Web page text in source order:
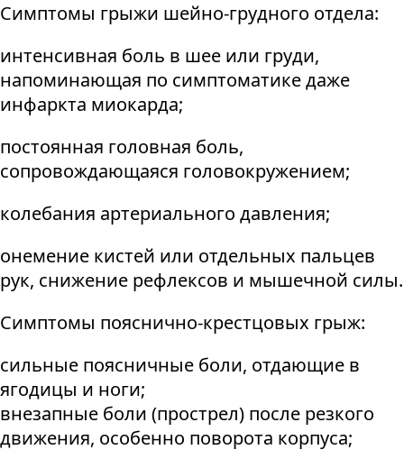
Симптомы грыжи шейно-грудного отдела:
интенсивная боль в шее или груди,
напоминающая по симптоматике даже
инфаркта миокарда;
постоянная головная боль,
сопровождающаяся головокружением;
колебания артериального давления;
онемение кистей или отдельных пальцев
рук, снижение рефлексов и мышечной силы.
Симптомы пояснично-крестцовых грыж:
сильные поясничные боли, отдающие в
ягодицы и ноги;
внезапные боли (прострел) после резкого
движения, особенно поворота корпуса;